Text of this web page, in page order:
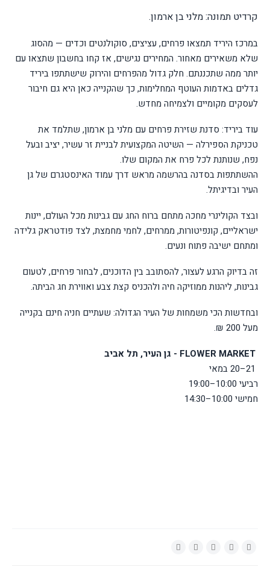
קרדיט תמונה: מלני בן ארמון.
במרכז היריד תמצאו פרחים, עציצים, סוקולנטים וכדים — מהסוג
שלא משאירים מאחור. המחירים נגישים, אז קחו בחשבון שתצאו עם
יותר ממה שתכננתם. חלק גדול מהפרחים והירוק שישתתפו ביריד
גדלים באדמות העוטף המחלימות, כך שהקנייה כאן היא גם חיבור
לעסקים מקומיים ולצמיחה מחדש.
עוד ביריד: סדנת שזירת פרחים עם מלני בן ארמון, שתלמד את
טכניקת הספירלה — השיטה המקצועית לבניית זר עשיר, יציב ובעל
נפח, שנותנת לכל פרח את המקום שלו.
ההשתתפות בסדנה בהרשמה מראש דרך עמוד האינסטגרם של גן
העיר ובדיגיתל.
ובצד הקולינרי מחכה מתחם ברוח החג עם גבינות מכל העולם, יינות
ישראליים, קונפיטורות, ממרחים, לחמי מחמצת, לצד פודטראק גלידה
ומתחם ישיבה פתוח ונעים.
זה בדיוק הרגע לעצור, להסתובב בין הדוכנים, לבחור פרחים, לטעום
גבינות, ליהנות ממוזיקה חיה ולהכניס קצת צבע ואווירת חג הביתה.
ובחדשות הכי משמחות של העיר הגדולה: שעתיים חניה חינם בקנייה
מעל 200 ₪
.
FLOWER MARKET - גן העיר, תל אביב
20–21במאי
רביעי 10:00–19:00
חמישי 10:00–14:30